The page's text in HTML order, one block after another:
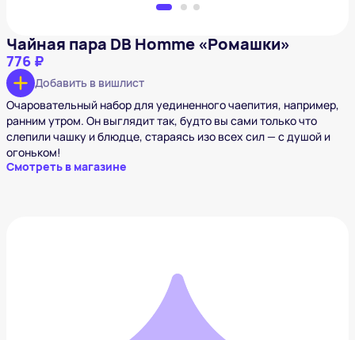
Чайная пара DB Homme «Ромашки»
776 ₽
Добавить в вишлист
Очаровательный набор для уединенного чаепития, например,
ранним утром. Он выглядит так, будто вы сами только что
слепили чашку и блюдце, стараясь изо всех сил — с душой и
огоньком!
Смотреть в магазине